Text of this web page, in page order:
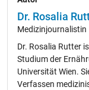
Dr. Rosalia
Medizinjournalistin
Dr. Rosalia Rutter
Studium der
Universität Wien.
Verfassen